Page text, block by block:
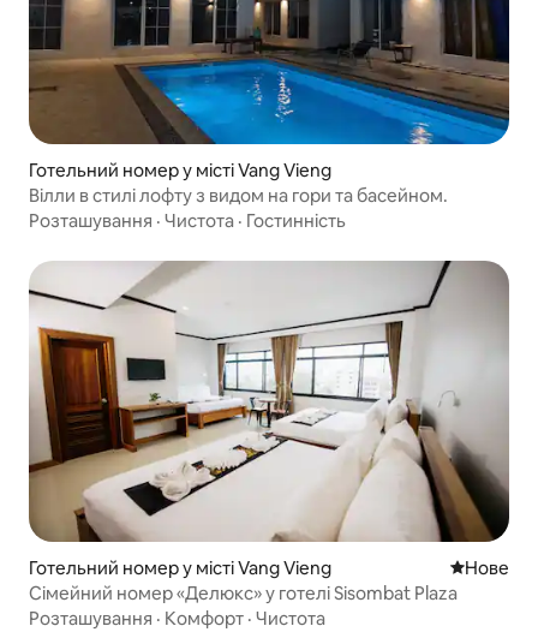
Готельний номер у місті Vang Vieng
Вілли в стилі лофту з видом на гори та басейном.
Розташування · Чистота · Гостинність
Готельний номер у місті Vang Vieng Нове
Нове
Сімейний номер «Делюкс» у готелі Sisombat Plaza
Розташування · Комфорт · Чистота